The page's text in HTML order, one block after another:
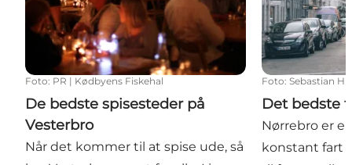
Foto: PR | Kødbyens Fiskehal
De bedste spisesteder på
Vesterbro
Når det kommer til at spise ude, så
Foto: Sebastian
Det bedste
Nørrebro er
konstant fart